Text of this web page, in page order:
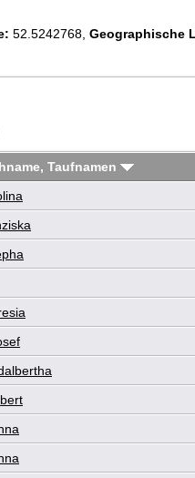
52.5242768, Geographische
Taufnamen